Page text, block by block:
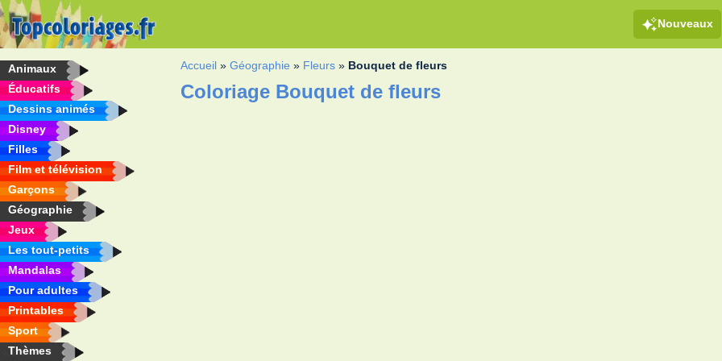
Nouveaux
Animaux
Éducatifs
Dessins animés
Disney
Filles
Film et télévision
Garçons
Géographie
Jeux
Les tout-petits
Mandalas
Pour adultes
Printables
Sport
Thèmes
Accueil »Géographie » Fleurs » Bouquet de fleurs
Coloriage Bouquet de fleurs